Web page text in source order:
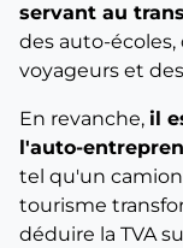
servant au
des auto-
voyageurs et
En revanche, il
l'auto-
tel qu'un
tourisme
déduire la TVA